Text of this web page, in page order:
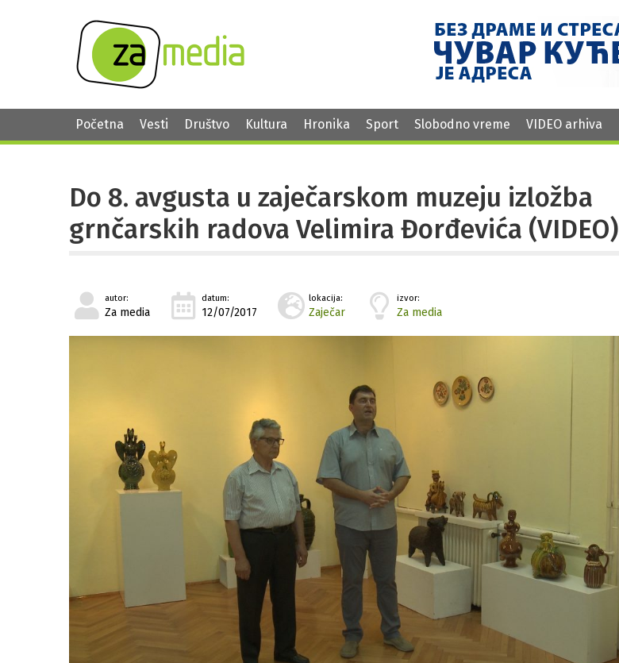
Početna Vesti Društvo Kultura Hronika Sport Slobodno vreme VIDEO arhiva
Do 8. avgusta u zaječarskom muzeju izložba
grnčarskih radova Velimira Đorđevića (VIDEO)
autor:
Za media
datum:
12/07/2017
lokacija:
Zaječar
izvor:
Za media